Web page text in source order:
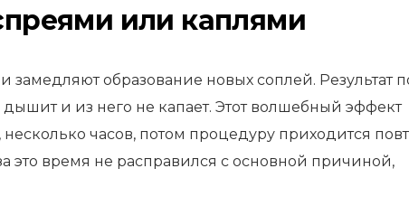
или каплями
замедляют образование новых соплей. Результат
и из него не капает. Этот волшебный эффект
несколько часов, потом процедуру приходится
это время не расправился с основной причиной,